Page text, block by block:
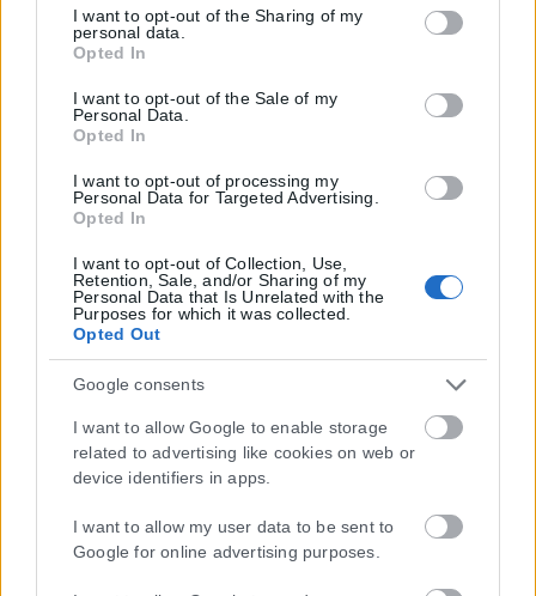
but not limited to your visit or usage behaviour. You may
click to grant or deny consent to Google and its third-party
tags to use your data for below specified purposes in below
Google consent section.
I want to opt-out of the Sharing of my
personal data.
Opted In
I want to opt-out of the Sale of my
Personal Data.
Opted In
I want to opt-out of processing my
Personal Data for Targeted Advertising.
Opted In
I want to opt-out of Collection, Use,
Retention, Sale, and/or Sharing of my
Personal Data that Is Unrelated with the
Purposes for which it was collected.
Opted Out
Google consents
I want to allow Google to enable storage
related to advertising like cookies on web or
device identifiers in apps.
I want to allow my user data to be sent to
Google for online advertising purposes.
Η εταιρεία με την επωνυμία “POLITICAL MEDIA GROUP A.E.” και κατ’
επέκταση η ιστοσελίδα που κατέχει αυτή “www.karfitsa.gr”
συμμορφώνονται με τη Σύσταση (ΕΕ) 2018/334 της Επιτροπής της
1ης Μαρτίου 2018 σχετικά με τα μέτρα για την αποτελεσματική
Μοναδικός αριθμός Μ.Η.Τ. 262048
ΤΑ ΠΡΩΤΟΣΕΛΙΔΑ ΣΗΜΕΡΑ